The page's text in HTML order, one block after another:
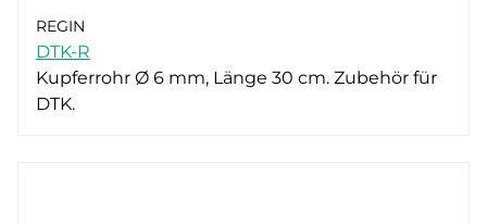
REGIN
DTK-R
Kupferrohr Ø 6 mm, Länge 30 cm. Zubehör für
DTK.